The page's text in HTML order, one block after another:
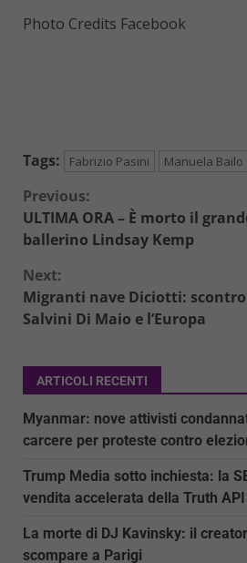
Photo Credits Facebook
Tags: Fabrizio Pasini Manuela Bailo
Continue
Reading
Previous:
ULTIMA ORA – È morto il
ballerino Lindsay Kemp
Next:
Migranti nave Diciotti:
Salvini Di Maio e l’Europa
ARTICOLI RECENTI
Myanmar: nove attivisti
carcere per proteste contro
Trump Media sotto inchiesta: la
vendita accelerata della Truth API
La morte di DJ Kavinsky: il
scompare a Parigi